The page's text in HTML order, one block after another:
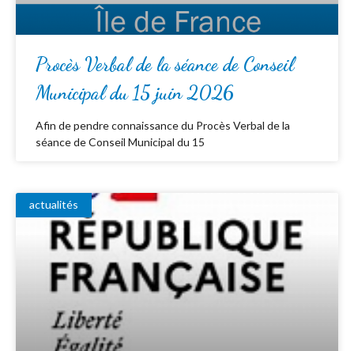
Procès Verbal de la séance de Conseil
Municipal du 15 juin 2026
Afin de pendre connaissance du Procès Verbal de la
séance de Conseil Municipal du 15
actualités